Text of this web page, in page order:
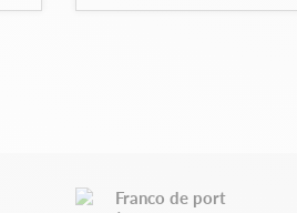
Franco de port